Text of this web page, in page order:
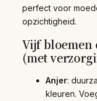
perfect voor
opzichtigheid.
Vijf bloemen
(met
Anjer:
kleuren.